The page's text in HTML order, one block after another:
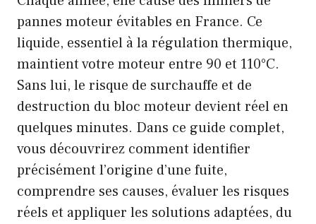
pannes moteur évitables en France. Ce
liquide, essentiel à la régulation thermique,
maintient votre moteur entre 90 et 110°C.
Sans lui, le risque de surchauffe et de
destruction du bloc moteur devient réel en
quelques minutes. Dans ce guide complet,
vous découvrirez comment identifier
précisément l’origine d’une fuite,
comprendre ses causes, évaluer les risques
réels et appliquer les solutions adaptées, du